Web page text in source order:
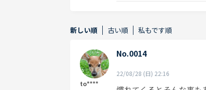
新しい順 古い順 私もです順
to****
No.0014
22/08/28 (日) 22:16